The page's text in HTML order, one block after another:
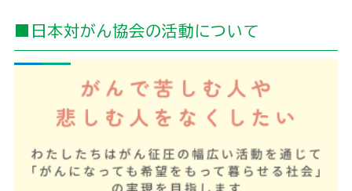
■日本対がん協会の活動について